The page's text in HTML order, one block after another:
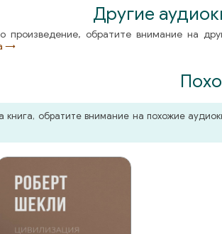
Другие
произведение, обратите внимание на
→
книга, обратите внимание на похожие